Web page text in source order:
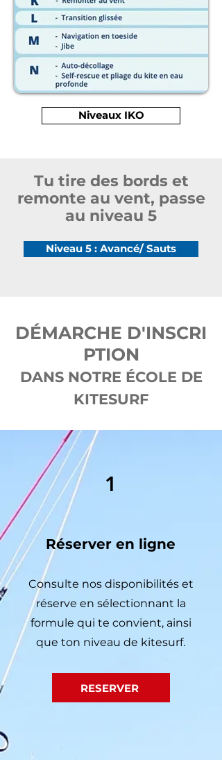
Niveaux IKO
Tu tire des bords et
remonte au vent, passe
au niveau 5
Niveau 5 : Avancé/ Sauts
DÉMARCHE D'INSCRI
PTION
DANS NOTRE ÉCOLE DE
KITESURF
1
Réserver en ligne
Consulte nos disponibilités et
réserve en sélectionnant la
formule qui te convient, ainsi
que ton niveau de kitesurf.
RESERVER